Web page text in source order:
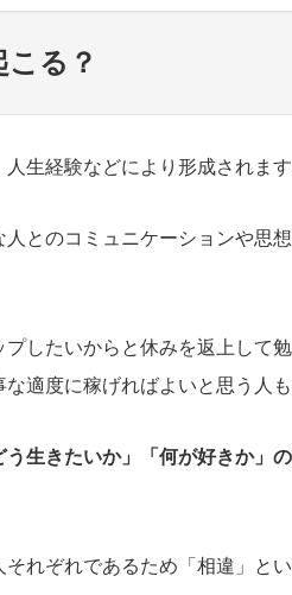
る？
生経験などにより形成されます
とのコミュニケーションや思
したいからと休みを返上して
適度に稼げればよいと思う人も
生きたいか」「何が好きか」の
れぞれであるため「相違」と